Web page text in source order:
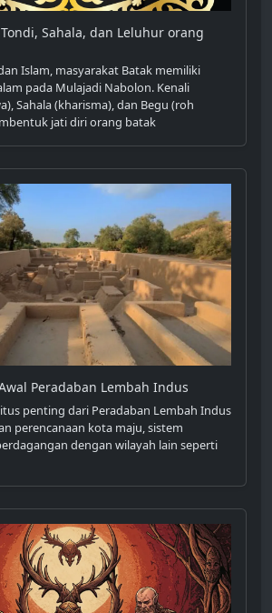
Sahala, dan Leluhur orang
Islam, masyarakat Batak memiliki
pada Mulajadi Nabolon. Kenali
Sahala (kharisma), dan Begu (roh
jati diri orang batak
Peradaban Lembah Indus
penting dari Peradaban Lembah Indus
perencanaan kota maju, sistem
dengan wilayah lain seperti